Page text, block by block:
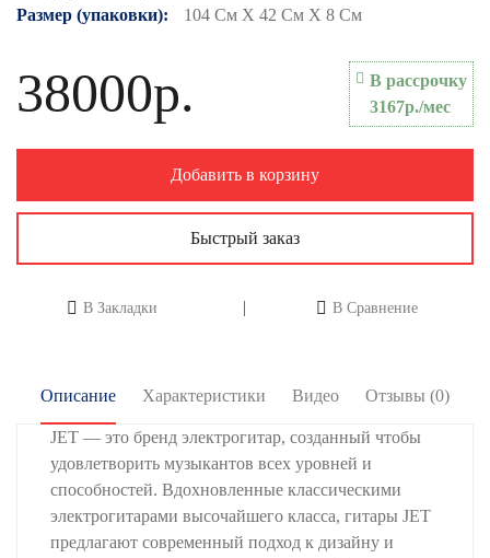
Размер (упаковки):
104 См X 42 См X 8 См
38000р.
В рассрочку
3167р./мес
Добавить в корзину
Быстрый заказ
В Закладки В Сравнение
Описание Характеристики Видео Отзывы (0)
JET — это бренд электрогитар, созданный чтобы
удовлетворить музыкантов всех уровней и
способностей. Вдохновленные классическими
электрогитарами высочайшего класса, гитары JET
предлагают современный подход к дизайну и